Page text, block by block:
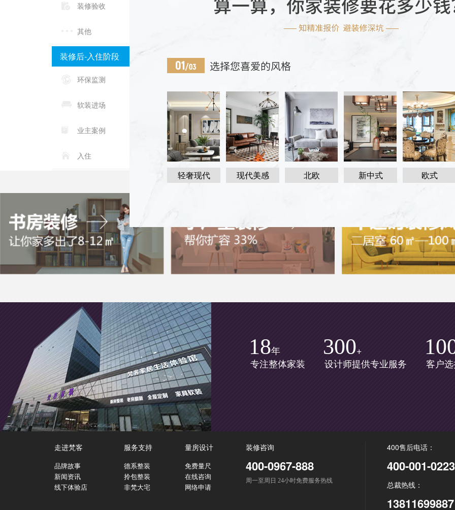
装修验收
其他
装修后-入住阶段
环保监测
软装进场
业主案例
入住
18年
专注整体家装
300+
设计师提供专业服务 客户
走进梵客
品牌故事
新闻资讯
线下体验店
服务支持
德系整装
拎包整装
非梵大宅
量房设计
免费量尺
在线咨询
网络申请
装修咨询
400-0967-888
周一至周日 24小时免费服务热线
400售后电话：
400-001-0223
总裁热线：
13811699887
轻奢现代 现代美感 北欧 新中式 欧式